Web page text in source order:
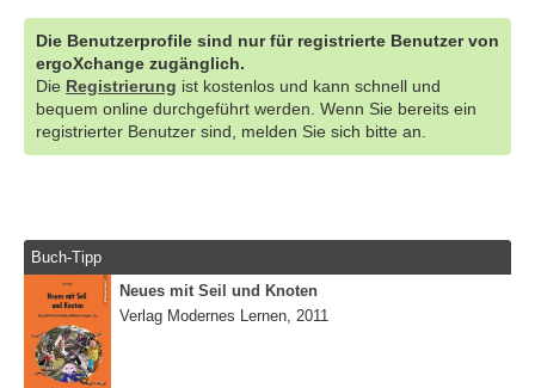
Die Benutzerprofile sind nur für registrierte Benutzer von
ergoXchange zugänglich.
Die Registrierung ist kostenlos und kann schnell und
bequem online durchgeführt werden. Wenn Sie bereits ein
registrierter Benutzer sind, melden Sie sich bitte an.
Buch-Tipp
Neues mit Seil und Knoten
Verlag Modernes Lernen, 2011